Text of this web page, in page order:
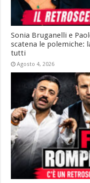
Sonia Bruganelli e
scatena le polemiche:
tutti
Agosto 4, 2026